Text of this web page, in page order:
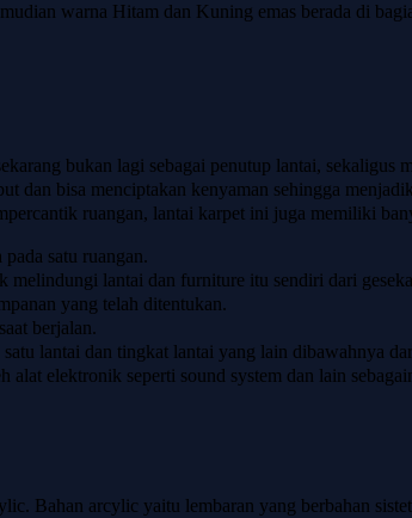
warna Hitam dan Kuning emas berada di
bukan lagi sebagai penutup lantai, sekaligus
dan bisa menciptakan kenyaman sehingga
ruangan, lantai karpet ini juga memiliki
pada satu ruangan.
melindungi lantai dan furniture itu sendiri dari
yang telah ditentukan.
berjalan.
satu lantai dan tingkat lantai yang lain dibawahnya
alat elektronik seperti sound system dan lain
Bahan arcylic yaitu lembaran yang berbahan